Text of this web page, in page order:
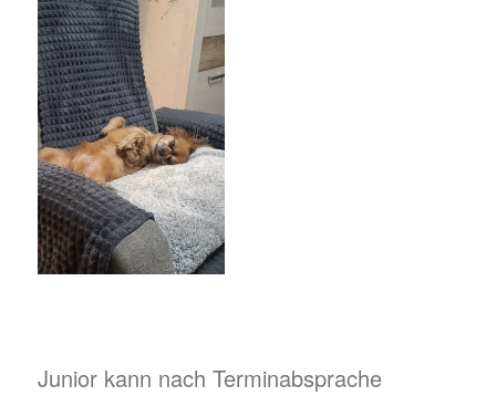
Junior kann nach Terminabsprache